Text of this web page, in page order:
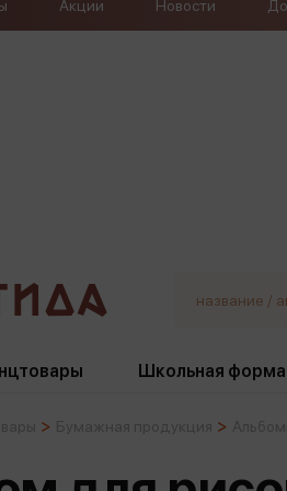
Акции Новости
Школьная форма